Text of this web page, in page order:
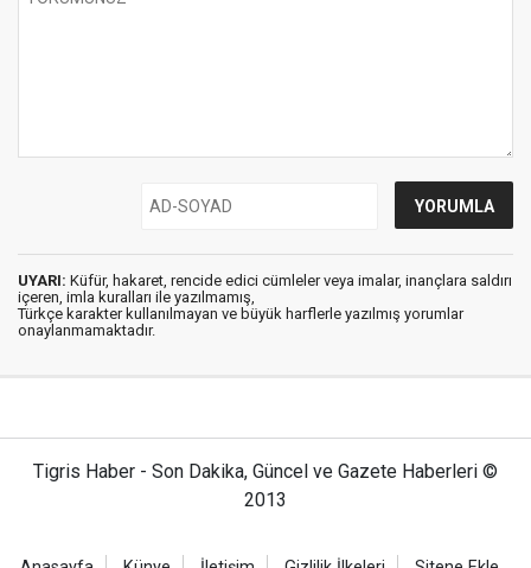
UYARI: Küfür, hakaret, rencide edici cümleler veya imalar, inançlara saldırı
içeren, imla kuralları ile yazılmamış,
Türkçe karakter kullanılmayan ve büyük harflerle yazılmış yorumlar
onaylanmamaktadır.
Tigris Haber - Son Dakika, Güncel ve Gazete Haberleri ©
2013